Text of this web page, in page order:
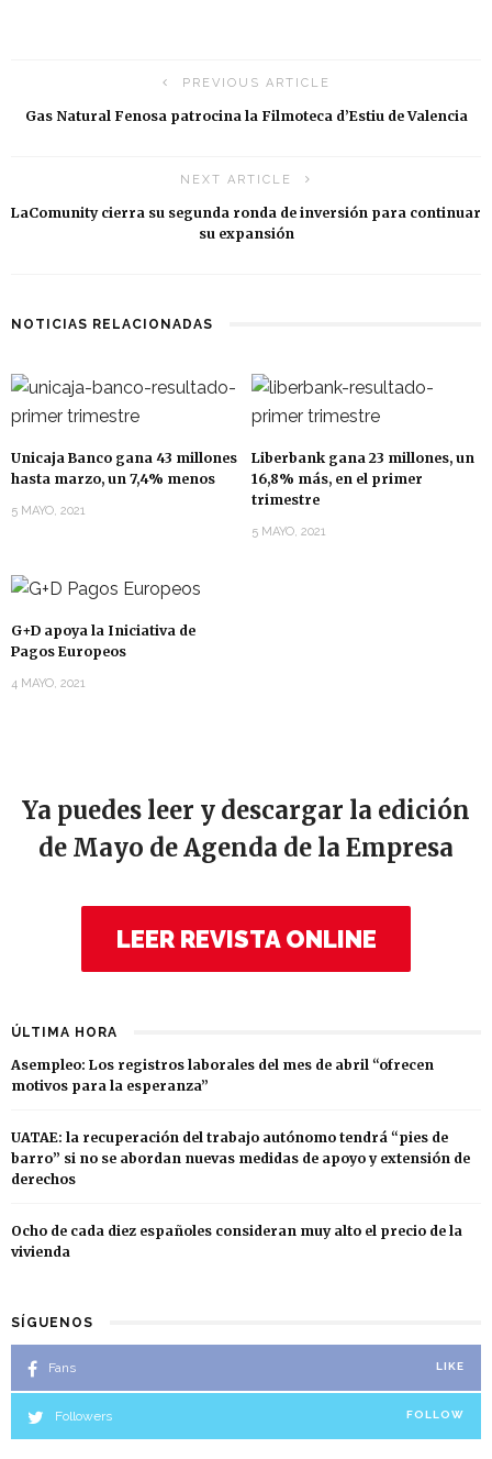
PREVIOUS ARTICLE
Gas Natural Fenosa patrocina la Filmoteca d’Estiu de Valencia
NEXT ARTICLE
LaComunity cierra su segunda ronda de inversión para continuar
su expansión
NOTICIAS RELACIONADAS
Unicaja Banco gana 43 millones
hasta marzo, un 7,4% menos
5 MAYO, 2021
Liberbank gana 23 millones, un
16,8% más, en el primer
trimestre
5 MAYO, 2021
G+D apoya la Iniciativa de
Pagos Europeos
4 MAYO, 2021
Ya puedes leer y descargar la edición
de Mayo de Agenda de la Empresa
LEER REVISTA ONLINE
ÚLTIMA HORA
Asempleo: Los registros laborales del mes de abril “ofrecen
motivos para la esperanza”
UATAE: la recuperación del trabajo autónomo tendrá “pies de
barro” si no se abordan nuevas medidas de apoyo y extensión de
derechos
Ocho de cada diez españoles consideran muy alto el precio de la
vivienda
SÍGUENOS
Fans LIKE
Followers FOLLOW